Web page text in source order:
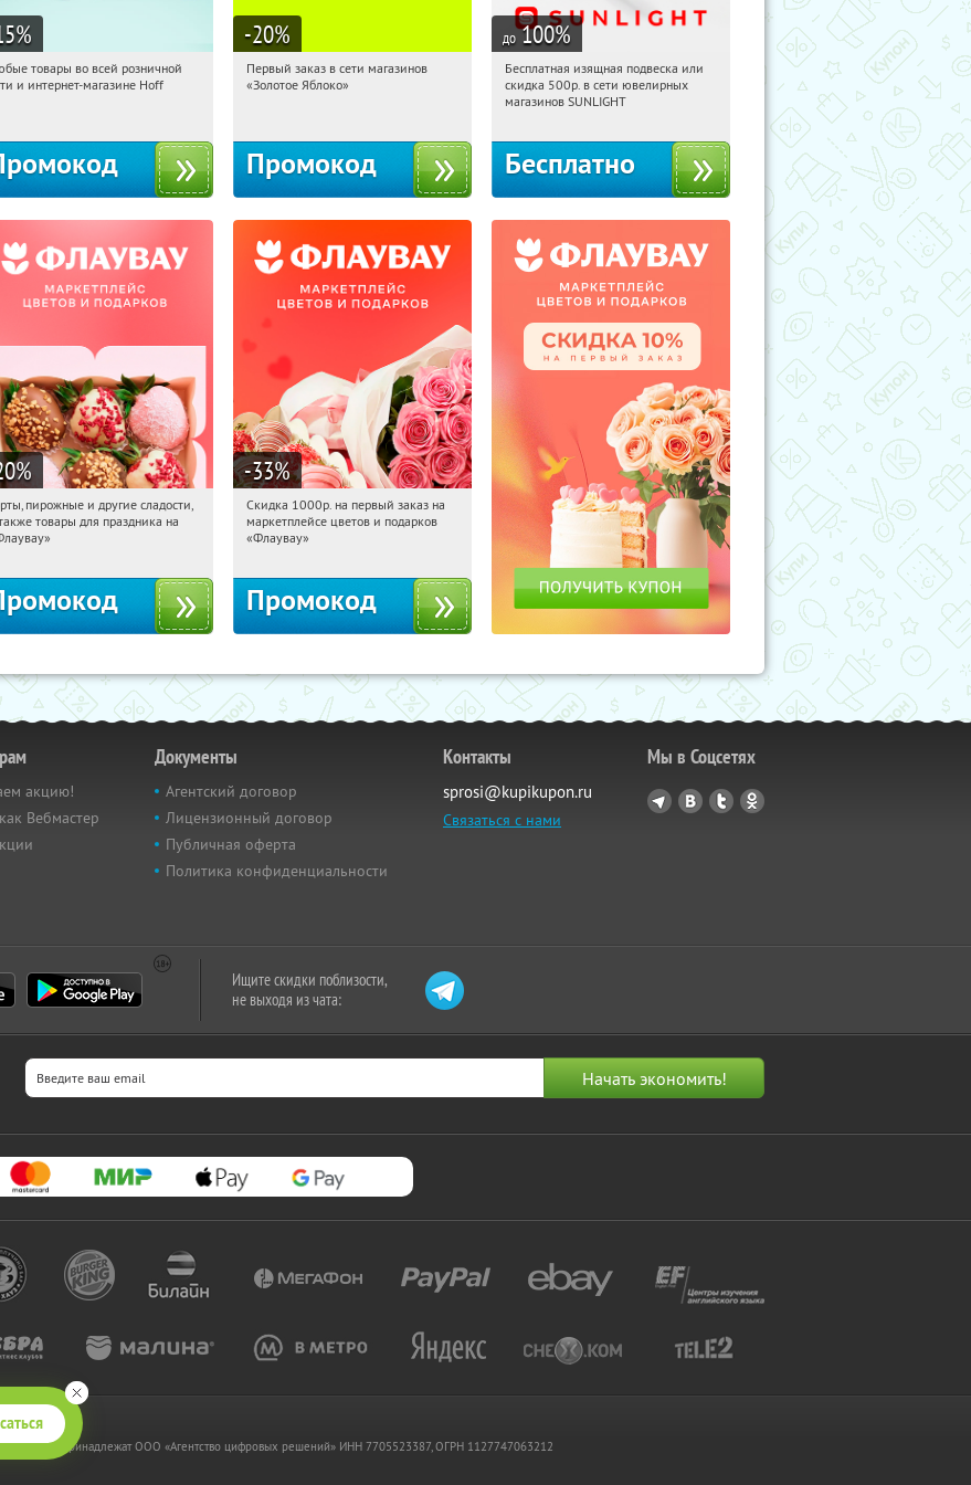
%
05:13:47 Получили:
товары во всей розничной
и интернет-магазине Hoff
-20%
05:13:47
Получи первым!
Первый заказ в сети магазинов
«Золотое Яблоко»
Промокод
до 100%
05:13:47 Получили:
Россия
Бесплатная изящная подвеска или
скидка 500р. в сети ювелирных
магазинов SUNLIGHT
Бесплатно
%
05:13:47 Получили:
пирожные и другие сладости,
товары для праздника на
-33%
05:13:47 Получили:
Россия
Скидка 1000р. на первый заказ на
маркетплейсе цветов и подарков
«Флаувау»
Промокод
акцию!
Вебмастер
Документы
Агентский договор
Лицензионный договор
Публичная оферта
Политика конфиденциальности
Контакты
sprosi@kupikupon.ru
Связаться с нами
Мы в Соцсетях
Ищите скидки поблизости,
не выходя из чата:
принадлежат OOO «Агентство цифровых решений» ИНН 7705523387, ОГРН 1127747063212